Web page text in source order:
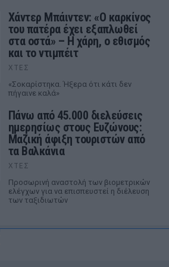
Χάντερ Μπάιντεν: «Ο καρκίνος
του πατέρα έχει εξαπλωθεί
στα οστά» – Η χάρη, ο εθισμός
και το ντιμπέιτ
ΧΤΕΣ
«Σοκαρίστηκα. Ήξερα ότι κάτι δεν
πήγαινε καλά»
Πάνω από 45.000 διελεύσεις
ημερησίως στους Ευζώνους:
Μαζική άφιξη τουριστών από
τα Βαλκάνια
ΧΤΕΣ
Προσωρινή αναστολή των βιομετρικών
ελέγχων για να επισπευστεί η διέλευση
των ταξιδιωτών